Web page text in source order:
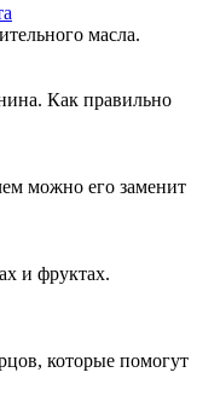
масла.
Как правильно
можно его заменит
и фруктах.
которые помогут